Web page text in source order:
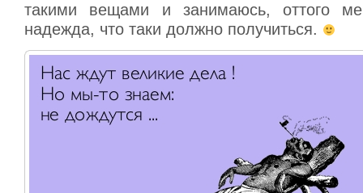
такими вещами и занимаюсь, оттого
надежда, что таки должно получиться.